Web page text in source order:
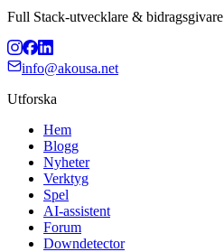
Full Stack-utvecklare &
info@akousa.net
Utforska
Hem
Blogg
Nyheter
Verktyg
Spel
AI-assistent
Forum
Downdetector